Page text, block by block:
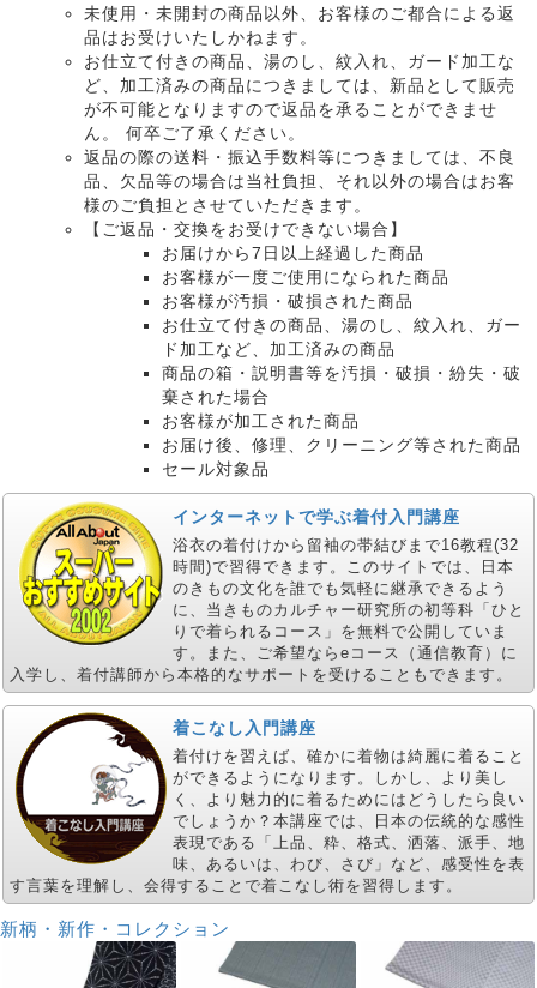
未使用・未開封の商品以外、お客様のご都合による返
品はお受けいたしかねます。
お仕立て付きの商品、湯のし、紋入れ、ガード加工な
ど、加工済みの商品につきましては、新品として販売
が不可能となりますので返品を承ることができませ
ん。 何卒ご了承ください。
返品の際の送料・振込手数料等につきましては、不良
品、欠品等の場合は当社負担、それ以外の場合はお客
様のご負担とさせていただきます。
【ご返品・交換をお受けできない場合】
お届けから7日以上経過した商品
お客様が一度ご使用になられた商品
お客様が汚損・破損された商品
お仕立て付きの商品、湯のし、紋入れ、ガー
ド加工など、加工済みの商品
商品の箱・説明書等を汚損・破損・紛失・破
棄された場合
お客様が加工された商品
お届け後、修理、クリーニング等された商品
セール対象品
インターネットで学ぶ着付入門講座
浴衣の着付けから留袖の帯結びまで16教程(32
時間)で習得できます。このサイトでは、日本
のきもの文化を誰でも気軽に継承できるよう
に、当きものカルチャー研究所の初等科「ひと
りで着られるコース」を無料で公開していま
す。また、ご希望ならeコース（通信教育）に
入学し、着付講師から本格的なサポートを受けることもできます。
着こなし入門講座
着付けを習えば、確かに着物は綺麗に着ること
ができるようになります。しかし、より美し
く、より魅力的に着るためにはどうしたら良い
でしょうか？本講座では、日本の伝統的な感性
表現である「上品、粋、格式、洒落、派手、地
味、あるいは、わび、さび」など、感受性を表
す言葉を理解し、会得することで着こなし術を習得します。
新柄・新作・コレクション